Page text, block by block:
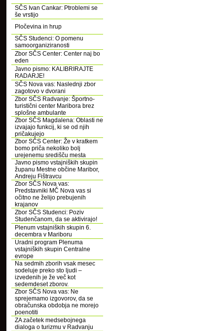
SČS Ivan Cankar: Ptroblemi se
še vrstijo
Pločevina in hrup
SČS Studenci: O pomenu
samoorganiziranosti
Zbor SČS Center: Center naj bo
eden
Javno pismo: KALIBRIRAJTE
RADARJE!
SČS Nova vas: Naslednji zbor
zagotovo v dvorani
Zbor SČS Radvanje: Športno-
turistični center Maribora brez
splošne ambulante
Zbor SČS Magdalena: Oblasti ne
izvajajo funkcij, ki se od njih
pričakujejo
Zbor SČS Center: Že v kratkem
bomo priča nekoliko bolj
urejenemu središču mesta
Javno pismo vstajniških skupin
županu Mestne občine Maribor,
Andreju Fištravcu
Zbor SČS Nova vas:
Predstavniki MČ Nova vas si
očitno ne želijo prebujenih
krajanov
Zbor SČS Studenci: Poziv
Studenčanom, da se aktivirajo!
Plenum vstajniških skupin 6.
decembra v Mariboru
Uradni program Plenuma
vstajniških skupin Centralne
evrope
Na sedmih zborih vsak mesec
sodeluje preko sto ljudi –
izvedenih je že več kot
sedemdeset zborov.
Zbor SČS Nova vas: Ne
sprejemamo izgovorov, da se
obračunska obdobja ne morejo
poenotiti
ZA začetek medsebojnega
dialoga o turizmu v Radvanju